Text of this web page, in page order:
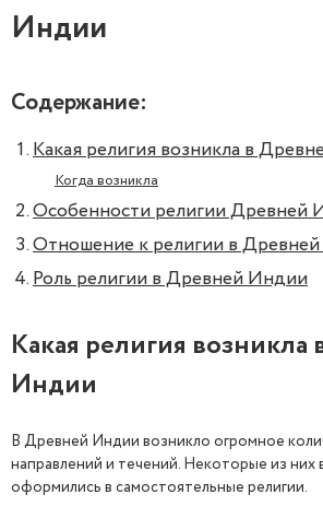
Индии
Содержание:
Какая религия возникла в
Когда возникла
Особенности религии Древней
Отношение к религии в
Роль религии в Древней Индии
Какая религия
Индии
В Древней Индии возникло огромное
направлений и течений. Некоторые из них
оформились в самостоятельные религии.